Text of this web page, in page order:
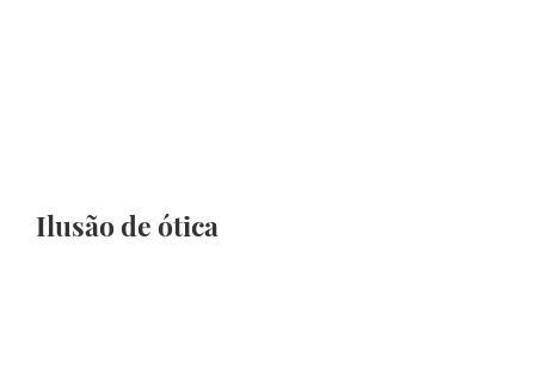
Ilusão de ótica